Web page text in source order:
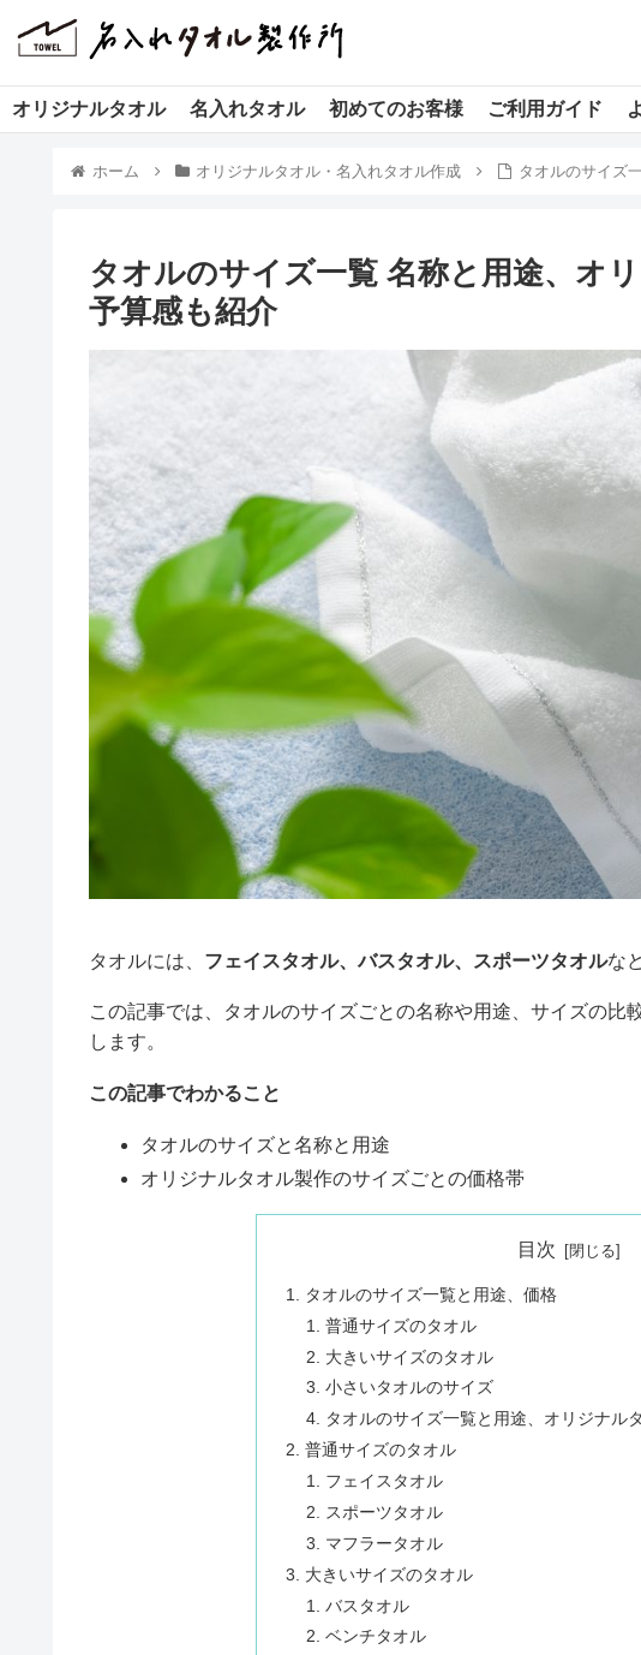
オリジナルタオル 名入れタオル 初めてのお客様 ご利用ガイド
ホーム オリジナルタオル・名入れタオル作成 タオルのサイズ
タオルのサイズ一覧 名称と用途、オ
予算感も紹介
タオルには、 フェイスタオル、バスタオル、スポーツタオルな
この記事では、タオルのサイズごとの名称や用途、サイズの比
します。
この記事でわかること
タオルのサイズと名称と用途
オリジナルタオル製作のサイズごとの価格帯
目次
タオルのサイズ一覧と用途、価格
普通サイズのタオル
大きいサイズのタオル
小さいタオルのサイズ
タオルのサイズ一覧と用途、オリジナル
普通サイズのタオル
フェイスタオル
スポーツタオル
マフラータオル
大きいサイズのタオル
バスタオル
ベンチタオル